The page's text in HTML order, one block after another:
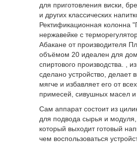
для приготовления виски,
и других классических
Ректификационная колонна
нержавейке с
Абакане от производителя
объёмом 20 идеален для
спиртового производства. ,
сделано устройство, делает
мягче и избавляет его от
примесей, сивушных масел и
Сам аппарат состоит из
для подвода сырья и
который выходит готовый
чем воспользоваться